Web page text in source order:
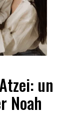
un
Noah